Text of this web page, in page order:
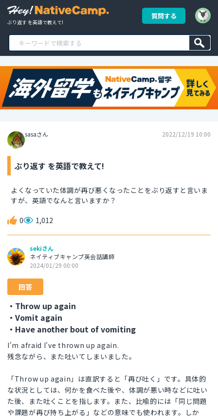
ぶり返す を英語で教えて!
質問する
sasaさん 2022/12/19 10:00
ぶり返す を英語で教えて!
よくなっていた体調が再び悪くなったことをぶり返すと言いま
すが、英語でなんと言いますか？
0 1,012
sekiさん
ネイティブキャンプ英会話講師
2024/01/29 00:00
回答
・Throw up again
・Vomit again
・Have another bout of vomiting
I'm afraid I've thrown up again.
残念ながら、また吐いてしまいました。
「Throw up again」は直訳すると「再び吐く」です。具体的
な状況としては、何かを食べた後や、体調が悪い時などに吐い
た後、また吐くことを指します。また、比喩的には「同じ問題
や課題が再び持ち上がる」などの意味でも使われます。しか